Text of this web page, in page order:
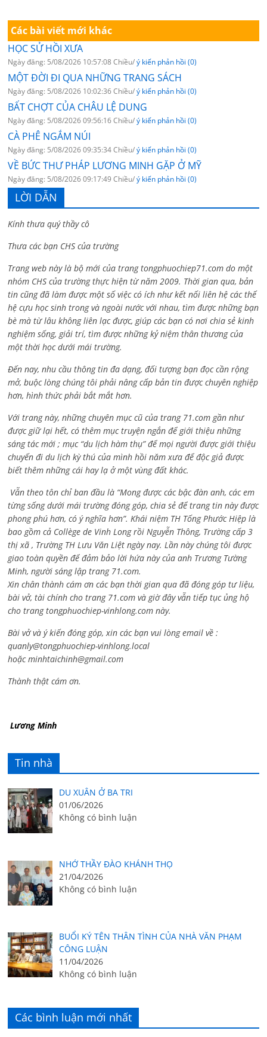
Các bài viết mới khác
HỌC SỬ HỒI XƯA
Ngày đăng: 5/08/2026 10:57:08 Chiều/ý kiến phản hồi (0)
MỘT ĐỜI ĐI QUA NHỮNG TRANG SÁCH
Ngày đăng: 5/08/2026 10:02:36 Chiều/ý kiến phản hồi (0)
BẤT CHỢT CỦA CHÂU LỆ DUNG
Ngày đăng: 5/08/2026 09:56:16 Chiều/ý kiến phản hồi (0)
CÀ PHÊ NGẮM NÚI
Ngày đăng: 5/08/2026 09:35:34 Chiều/ý kiến phản hồi (0)
VỀ BỨC THƯ PHÁP LƯƠNG MINH GẶP Ở MỸ
Ngày đăng: 5/08/2026 09:17:49 Chiều/ý kiến phản hồi (0)
LỜI DẪN
Kính thưa quý thầy cô
Thưa các bạn CHS của trường
Trang web này là bộ mới của trang tongphuochiep71.com do một
nhóm CHS của trường thực hiện từ năm 2009. Thời gian qua, bản
tin cũng đã làm được một số việc có ích như kết nối liên hệ các thế
hệ cựu học sinh trong và ngoài nước với nhau, tìm được những bạn
bè mà từ lâu không liên lạc được, giúp các bạn có nơi chia sẻ kinh
nghiệm sống, giải trí, tìm được những kỷ niệm thân thương của
một thời học dưới mái trường.
Đến nay, nhu cầu thông tin đa dạng, đối tượng bạn đọc cần rộng
mở, buộc lòng chúng tôi phải nâng cấp bản tin được chuyên nghiệp
hơn, hình thức phải bắt mắt hơn.
Với trang này, những chuyên mục cũ của trang 71.com gần như
được giữ lại hết, có thêm mục truyện ngắn để giới thiệu những
sáng tác mới ; mục “du lịch hàm thụ” để mọi người được giới thiệu
chuyến đi du lịch kỳ thú của mình hồi năm xưa để độc giả được
biết thêm những cái hay lạ ở một vùng đất khác.
Vẫn theo tôn chỉ ban đầu là “Mong được các bậc đàn anh, các em
từng sống dưới mái trường đóng góp, chia sẻ để trang tin này được
phong phú hơn, có ý nghĩa hơn”. Khái niệm TH Tống Phước Hiệp là
bao gồm cả Collège de Vinh Long rồi Nguyễn Thông, Trường cấp 3
thị xã , Trường TH Lưu Văn Liệt ngày nay. Lần này chúng tôi được
giao toàn quyền để đảm bảo lời hứa này của anh Trương Tường
Minh, người sáng lập trang 71.com.
Xin chân thành cám ơn các bạn thời gian qua đã đóng góp tư liệu,
bài vở, tài chính cho trang 71.com và giờ đây vẫn tiếp tục ủng hộ
cho trang tongphuochiep-vinhlong.com này.
Bài vở và ý kiến đóng góp, xin các bạn vui lòng email về :
quanly@tongphuochiep-vinhlong.local
hoặcminhtaichinh@gmail.com
Thành thật cám ơn.
Lương Minh
Tin nhà
DU XUÂN Ở BA TRI
01/06/2026
Không có bình luận
NHỚ THẦY ĐÀO KHÁNH THỌ
21/04/2026
Không có bình luận
BUỔI KÝ TÊN THÂN TÌNH CỦA NHÀ VĂN PHẠM
CÔNG LUẬN
11/04/2026
Không có bình luận
Các bình luận mới nhất